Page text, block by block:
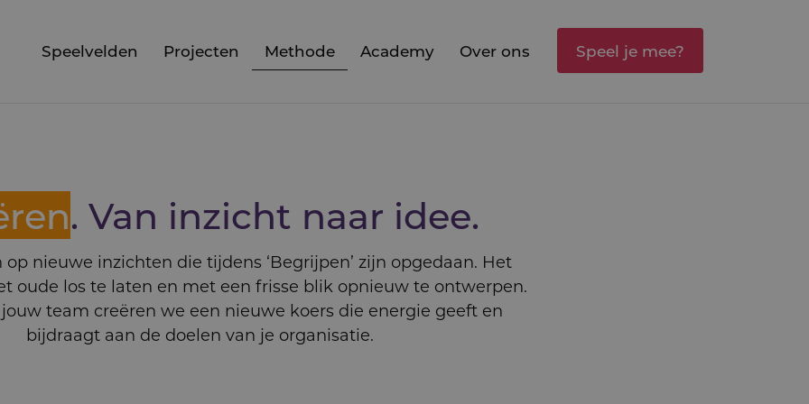
Speelvelden Projecten Methode Academy Over ons Speel je mee?
. Van inzicht naar idee.
nieuwe inzichten die tijdens ‘Begrijpen’ zijn opgedaan. Het
oude los te laten en met een frisse blik opnieuw te ontwerpen.
team creëren we een nieuwe koers die energie geeft en
bijdraagt aan de doelen van je organisatie.